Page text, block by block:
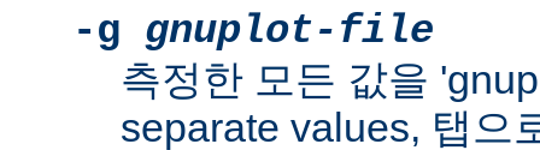
-g gnuplot-file
측정한 모든 값을
separate values, 탭으